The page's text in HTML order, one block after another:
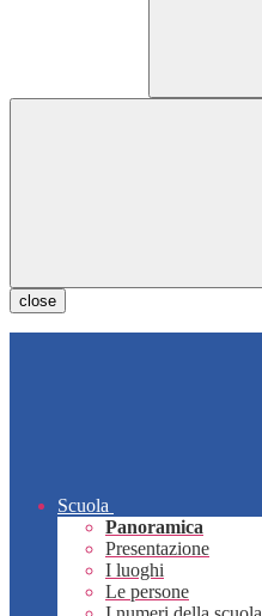
close
Scuola
Panoramica
Presentazione
I luoghi
Le persone